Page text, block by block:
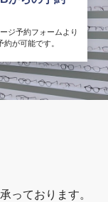
ジ予約フォームより
約が可能です。
っております。